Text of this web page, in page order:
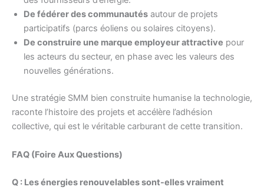
De fédérer des communautés autour de projets
participatifs (parcs éoliens ou solaires citoyens).
De construire une marque employeur attractive pour
les acteurs du secteur, en phase avec les valeurs des
nouvelles générations.
Une stratégie SMM bien construite humanise la technologie,
raconte l’histoire des projets et accélère l’adhésion
collective, qui est le véritable carburant de cette transition.
FAQ (Foire Aux Questions)
Q : Les énergies renouvelables sont-elles vraiment